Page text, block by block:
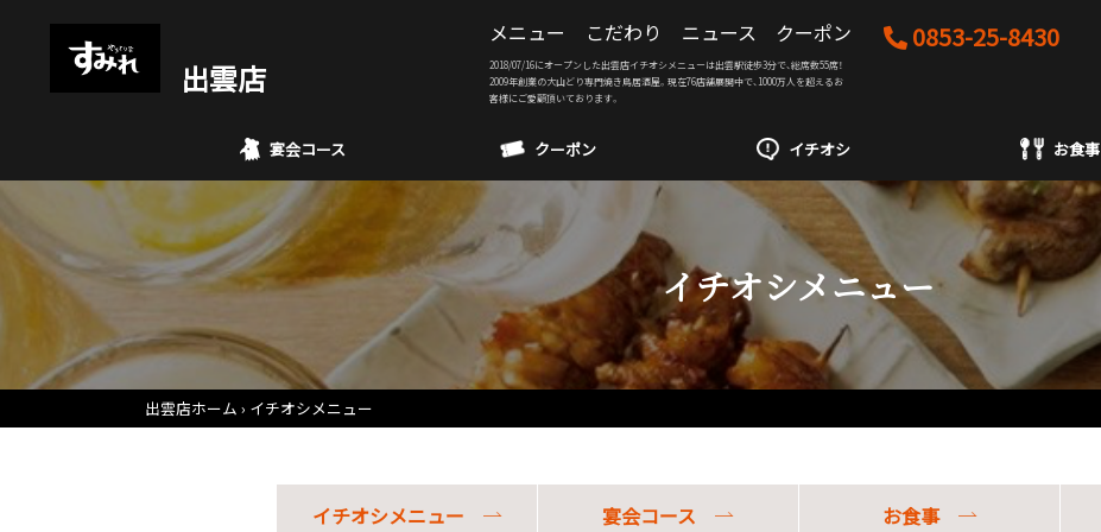
出雲店
メニュー こだわり ニュース クーポン 0853-25-8430
2018/07/16にオープンした出雲店イチオシメニューは出雲駅徒歩3分で、総席数55席！
2009年創業の大山どり専門焼き鳥居酒屋。現在76店舗展開中で、1000万人を超えるお
客様にご愛顧頂いております。
宴会コース クーポン イチオシ お食事
イチオシメニュー
出雲店ホーム イチオシメニュー
イチオシメニュー 宴会コース お食事